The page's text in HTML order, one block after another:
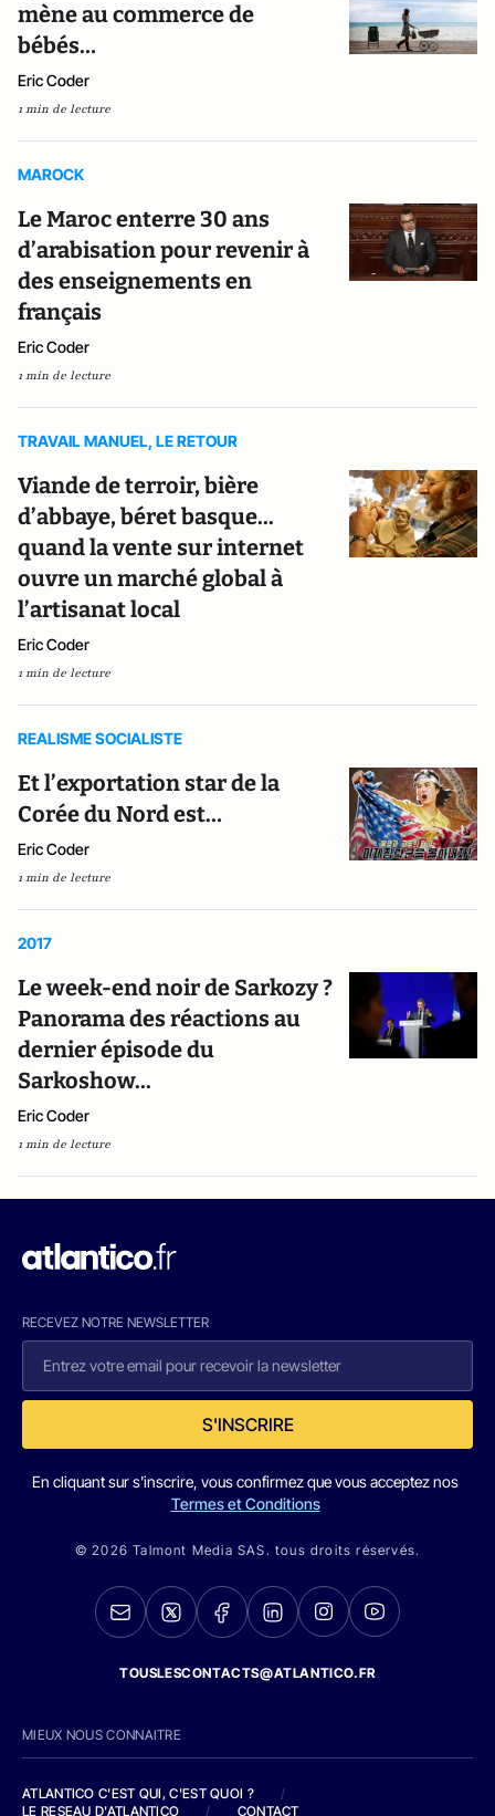
mène au commerce de
bébés…
Eric Coder
1 min de lecture
MAROCK
Le Maroc enterre 30 ans
d’arabisation pour revenir à
des enseignements en
français
Eric Coder
1 min de lecture
TRAVAIL MANUEL, LE RETOUR
Viande de terroir, bière
d’abbaye, béret basque...
quand la vente sur internet
ouvre un marché global à
l’artisanat local
Eric Coder
1 min de lecture
REALISME SOCIALISTE
Et l’exportation star de la
Corée du Nord est…
Eric Coder
1 min de lecture
2017
Le week-end noir de Sarkozy ?
Panorama des réactions au
dernier épisode du
Sarkoshow...
Eric Coder
1 min de lecture
RECEVEZ NOTRE NEWSLETTER
S'INSCRIRE
En cliquant sur s'inscrire, vous confirmez que vous acceptez nos
Termes et Conditions
© 2026 Talmont Media SAS. tous droits réservés.
TOUSLESCONTACTS@ATLANTICO.FR
MIEUX NOUS CONNAITRE
ATLANTICO C'EST QUI, C'EST QUOI ?
/
LE RESEAU D'ATLANTICO
/ CONTACT